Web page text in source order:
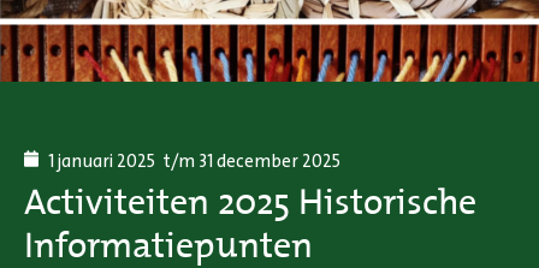
Activiteiten 2025 Historische
Informatiepunten
1 januari 2025 t/m 31 december 2025